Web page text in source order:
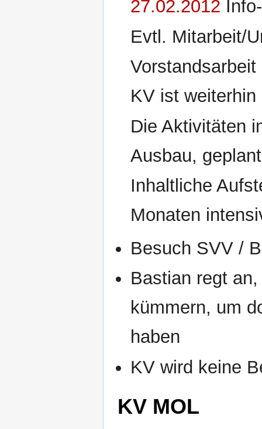
27.02.2012
Evtl. Mitarbeit/
KV ist weiterhin
Die Aktivitäten
Ausbau,
Inhaltliche
Monaten
Besuch SVV /
Bastian regt
kümmern, um
haben
KV wird keine
KV MOL